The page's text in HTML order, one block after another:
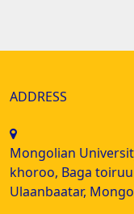
ADDRESS
Mongolian
khoroo, Baga
Ulaanbaatar,